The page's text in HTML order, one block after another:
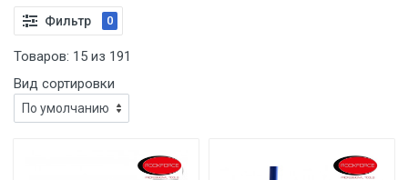
Фильтр 0
Товаров: 15 из 191
Вид сортировки